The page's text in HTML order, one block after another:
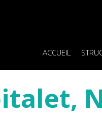
ACCUEIL